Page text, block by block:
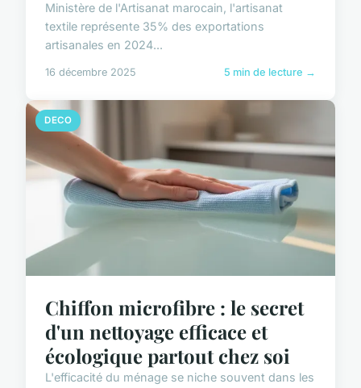
Ministère de l'Artisanat marocain, l'artisanat
textile représente 35% des exportations
artisanales en 2024...
16 décembre 2025 5 min de lecture →
DECO
Chiffon microfibre : le secret
d'un nettoyage efficace et
écologique partout chez soi
L'efficacité du ménage se niche souvent dans les